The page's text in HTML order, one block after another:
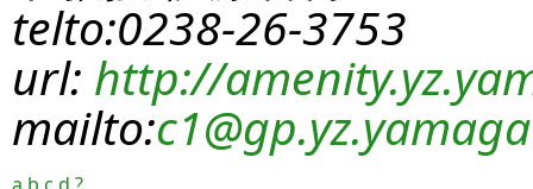
telto:0238-26-3753
url: http://
mailto:c1